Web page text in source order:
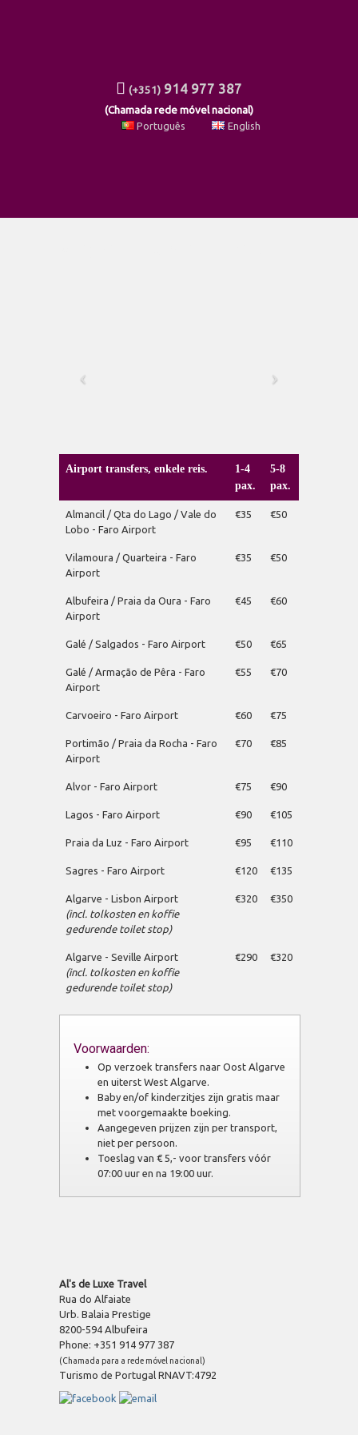
(+351) 914 977 387
(Chamada rede móvel nacional)
Português English
Airport transfers, enkele reis.
1-4
pax.
5-8
pax.
Almancil / Qta do Lago / Vale do
Lobo - Faro Airport
€35 €50
Vilamoura / Quarteira - Faro
Airport
€35 €50
Albufeira / Praia da Oura - Faro
Airport
€45 €60
Galé / Salgados - Faro Airport €50 €65
Galé / Armação de Pêra - Faro
Airport
€55 €70
Carvoeiro - Faro Airport €60 €75
Portimão / Praia da Rocha - Faro
Airport
€70 €85
Alvor - Faro Airport €75 €90
Lagos - Faro Airport €90 €105
Praia da Luz - Faro Airport €95 €110
Sagres - Faro Airport €120 €135
Algarve - Lisbon Airport
(incl. tolkosten en koffie
gedurende toilet stop)
€320 €350
Algarve - Seville Airport
(incl. tolkosten en koffie
gedurende toilet stop)
€290 €320
Voorwaarden:
Op verzoek transfers naar Oost Algarve
en uiterst West Algarve.
Baby en/of kinderzitjes zijn gratis maar
met voorgemaakte boeking.
Aangegeven prijzen zijn per transport,
niet per persoon.
Toeslag van € 5,- voor transfers vóór
07:00 uur en na 19:00 uur.
Al's de Luxe Travel
Rua do Alfaiate
Urb. Balaia Prestige
8200-594 Albufeira
Phone: +351 914 977 387
(Chamada para a rede móvel nacional)
Turismo de Portugal RNAVT:4792